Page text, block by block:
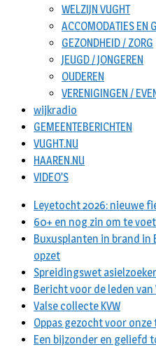
WELZIJN VUGHT
ACCOMODATIES EN
GEZONDHEID / ZORG
JEUGD / JONGEREN
OUDEREN
VERENIGINGEN /
wijkradio
GEMEENTEBERICHTEN
VUGHT.NU
HAAREN.NU
VIDEO’S
Leyetocht 2026: nieuwe
60+ en nog zin om te
Buxusplanten in brand
opzet
Spreidingswet
Bericht voor de leden
Valse collecte KVW
Oppas gezocht voor
Een bijzonder en geliefd